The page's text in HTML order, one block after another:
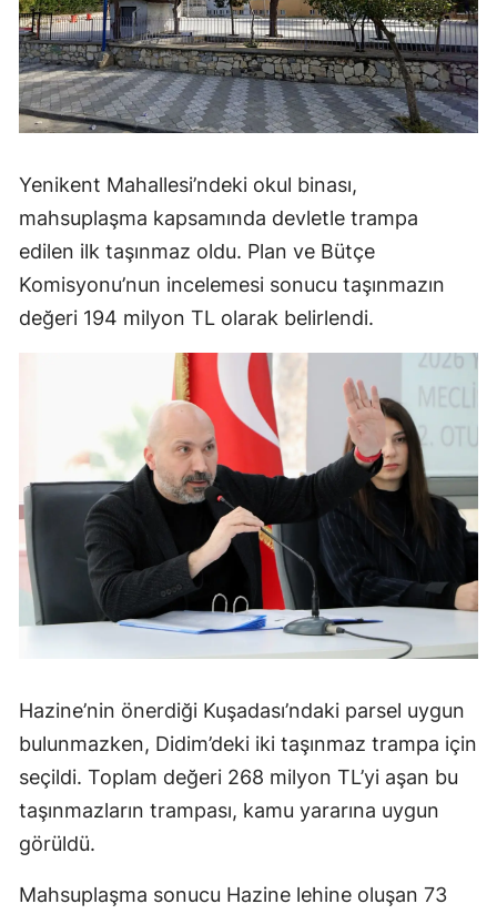
Yenikent Mahallesi’ndeki okul binası,
mahsuplaşma kapsamında devletle trampa
edilen ilk taşınmaz oldu. Plan ve Bütçe
Komisyonu’nun incelemesi sonucu taşınmazın
değeri 194 milyon TL olarak belirlendi.
Hazine’nin önerdiği Kuşadası’ndaki parsel uygun
bulunmazken, Didim’deki iki taşınmaz trampa için
seçildi. Toplam değeri 268 milyon TL’yi aşan bu
taşınmazların trampası, kamu yararına uygun
görüldü.
Mahsuplaşma sonucu Hazine lehine oluşan 73